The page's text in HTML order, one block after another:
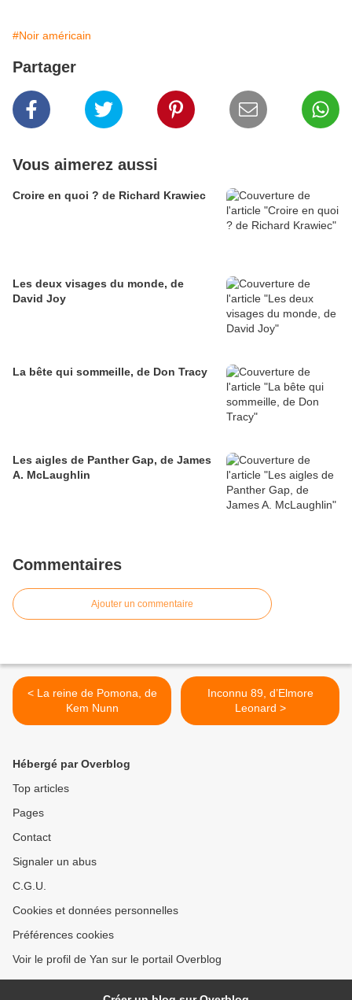
#Noir américain
Partager
Vous aimerez aussi
Croire en quoi ? de Richard Krawiec
Les deux visages du monde, de
David Joy
La bête qui sommeille, de Don Tracy
Les aigles de Panther Gap, de James
A. McLaughlin
Commentaires
Ajouter un commentaire
< La reine de Pomona, de
Kem Nunn
Inconnu 89, d’Elmore
Leonard >
Hébergé par Overblog
Top articles
Pages
Contact
Signaler un abus
C.G.U.
Cookies et données personnelles
Préférences cookies
Voir le profil de Yan sur le portail Overblog